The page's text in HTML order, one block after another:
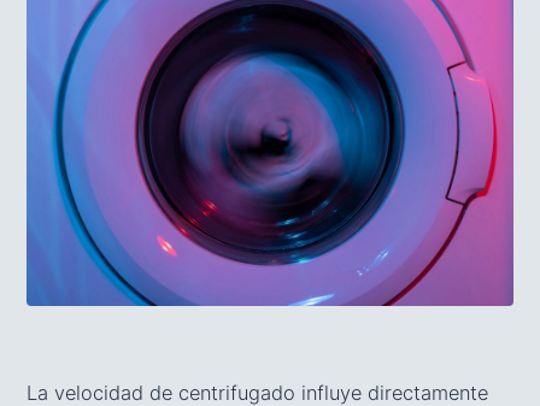
La velocidad de centrifugado influye directamente